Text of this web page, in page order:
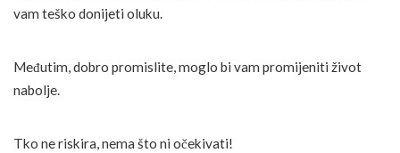
vam teško donijeti oluku.
Međutim, dobro promislite, moglo bi vam promijeniti život
nabolje.
Tko ne riskira, nema što ni očekivati!